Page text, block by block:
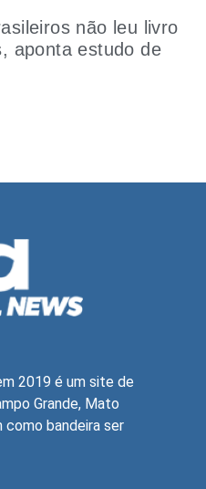
não leu livro
aponta estudo de
2019 é um site de
Grande, Mato
como bandeira ser